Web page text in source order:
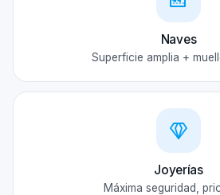
Naves
Superficie amplia +
Joyerías
Máxima seguridad,